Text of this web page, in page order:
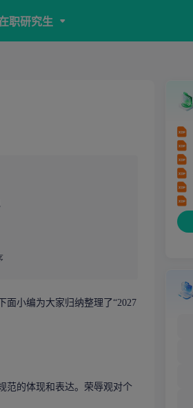
职研究生
面小编为大家归纳整理了“2027
的体现和表达。荣辱观对个